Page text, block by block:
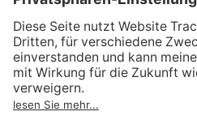
AGB
Informationen nach Data
Act
Verträge hier kündigen
Impressum